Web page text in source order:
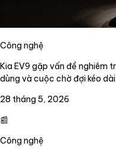
Công nghệ
Kia EV9 gặp vấn đề nghiêm
dùng và cuộc chờ đợi kéo dài
28 tháng 5, 2026
📰
Công nghệ